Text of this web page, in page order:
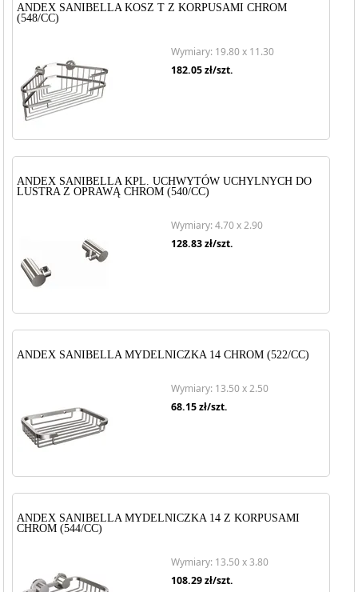
ANDEX SANIBELLA KOSZ T Z KORPUSAMI CHROM
(548/CC)
Wymiary: 19.80 x 11.30
182.05zł/szt.
ANDEX SANIBELLA KPL. UCHWYTÓW UCHYLNYCH DO
LUSTRA Z OPRAWĄ CHROM (540/CC)
Wymiary: 4.70 x 2.90
128.83zł/szt.
ANDEX SANIBELLA MYDELNICZKA 14 CHROM (522/CC)
Wymiary: 13.50 x 2.50
68.15zł/szt.
ANDEX SANIBELLA MYDELNICZKA 14 Z KORPUSAMI
CHROM (544/CC)
Wymiary: 13.50 x 3.80
108.29zł/szt.